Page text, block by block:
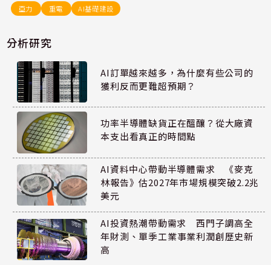
亞力 重電 AI基礎建設
分析研究
AI訂單越來越多，為什麼有些公司的
獲利反而更難超預期？
功率半導體缺貨正在醞釀？從大廠資
本支出看真正的時間點
AI資料中心帶動半導體需求 《麥克
林報告》估2027年市場規模突破2.2兆
美元
AI投資熱潮帶動需求 西門子調高全
年財測、單季工業事業利潤創歷史新
高